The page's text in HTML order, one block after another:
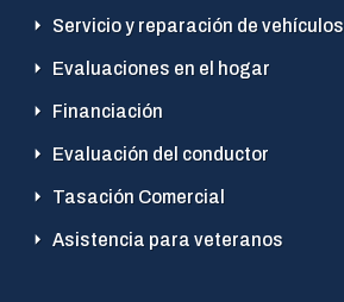
Servicio y reparación de vehículos
Evaluaciones en el hogar
Financiación
Evaluación del conductor
Tasación Comercial
Asistencia para veteranos